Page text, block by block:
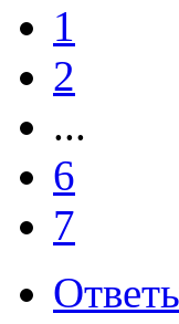
1
2
...
6
7